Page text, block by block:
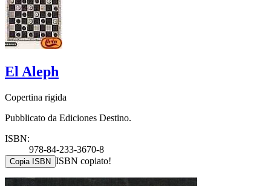
El Aleph
Copertina rigida
Pubblicato da Ediciones Destino.
ISBN:
978-84-233-3670-8
Copia ISBN ISBN copiato!